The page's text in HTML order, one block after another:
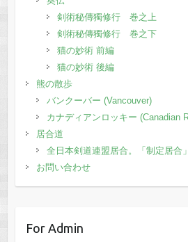
剣術秘傳獨修行 巻之上
剣術秘傳獨修行 巻之下
猫の妙術 前編
猫の妙術 後編
熊の散歩
バンクーバー (Vancouver)
カナディアンロッキー (Canadian
居合道
全日本剣道連盟居合。「制定居合
お問い合わせ
For Admin